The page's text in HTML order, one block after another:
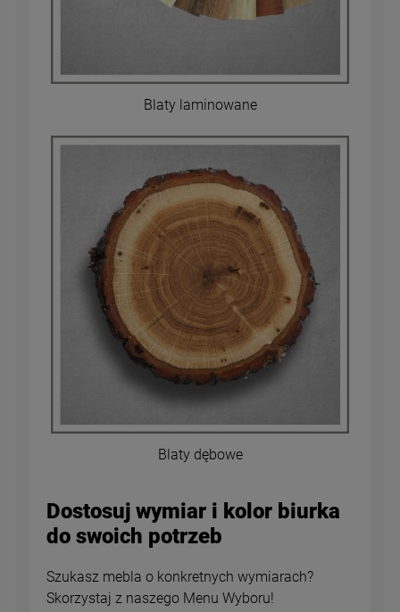
Blaty laminowane
Blaty dębowe
Dostosuj wymiar i kolor biurka
do swoich potrzeb
Szukasz mebla o konkretnych wymiarach?
Skorzystaj z naszego Menu Wyboru!